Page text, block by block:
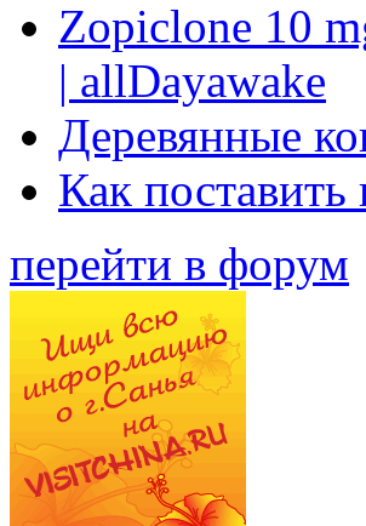
Zopiclone 10
| allDayawake
Деревянные
Как поставить
перейти в форум